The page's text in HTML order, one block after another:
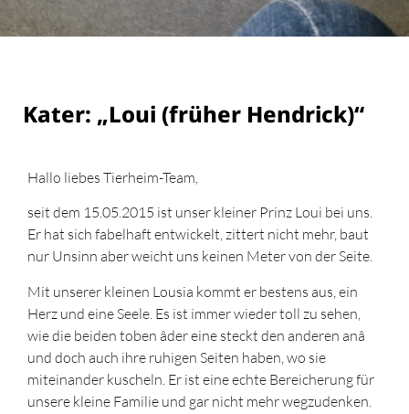
Kater: „Loui (früher Hendrick)“
Hallo liebes Tierheim-Team,
seit dem 15.05.2015 ist unser kleiner Prinz Loui bei uns.
Er hat sich fabelhaft entwickelt, zittert nicht mehr, baut
nur Unsinn aber weicht uns keinen Meter von der Seite.
Mit unserer kleinen Lousia kommt er bestens aus, ein
Herz und eine Seele. Es ist immer wieder toll zu sehen,
wie die beiden toben âder eine steckt den anderen anâ
und doch auch ihre ruhigen Seiten haben, wo sie
miteinander kuscheln. Er ist eine echte Bereicherung für
unsere kleine Familie und gar nicht mehr wegzudenken.